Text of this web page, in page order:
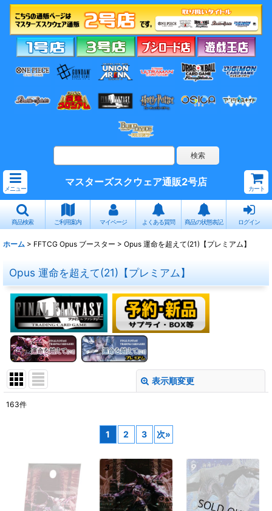
メニュー
マスターズスクウェア通販2号店
カート
商品検索 ご利用案内 マイページ よくある質問 商品の状態表記 ログイン
ホーム > FFTCG Opus ブースター > Opus 運命を超えて(21)【プレミアム】
Opus 運命を超えて(21)【プレミアム】
表示順変更
並び順
絞り込む
163件
1 2 3 次»